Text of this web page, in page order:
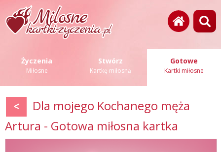
Życzenia
Miłosne
Stwórz
Kartkę miłosną
Gotowe
Kartki miłosne
<
Dla mojego Kochanego męża
Artura - Gotowa miłosna kartka